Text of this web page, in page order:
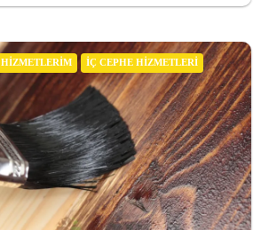
HIZMETLERIM İÇ CEPHE HIZMETLERI